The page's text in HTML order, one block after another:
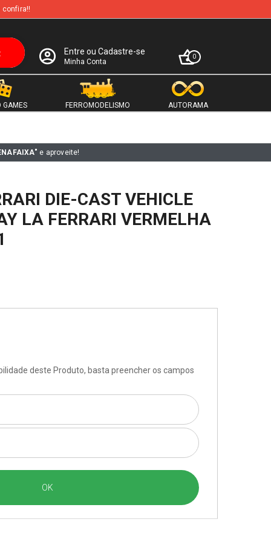
confira!!
Entre ou Cadastre-se
Minha Conta
0
GAMES FERROMODELISMO AUTORAMA
e aproveite!
DIE-CAST VEHICLE
LA FERRARI VERMELHA
deste Produto, basta preencher os campos